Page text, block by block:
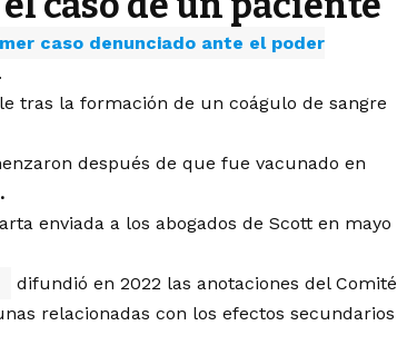
caso denunciado ante el poder
tras la formación de un coágulo de sangre
después de que fue vacunado en
enviada a los abogados de Scott en mayo
difundió en 2022 las anotaciones del Comité
relacionadas con los efectos secundarios